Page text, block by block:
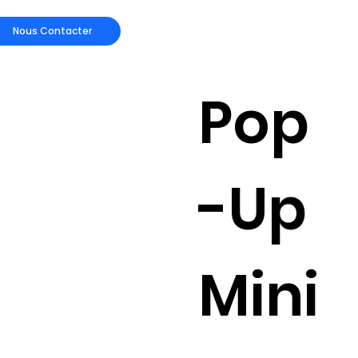
Nous Contacter
Pop
-Up
Mini